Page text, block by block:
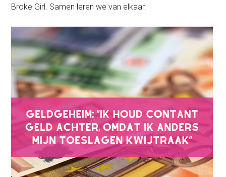
Broke Girl. Samen leren we van elkaar.